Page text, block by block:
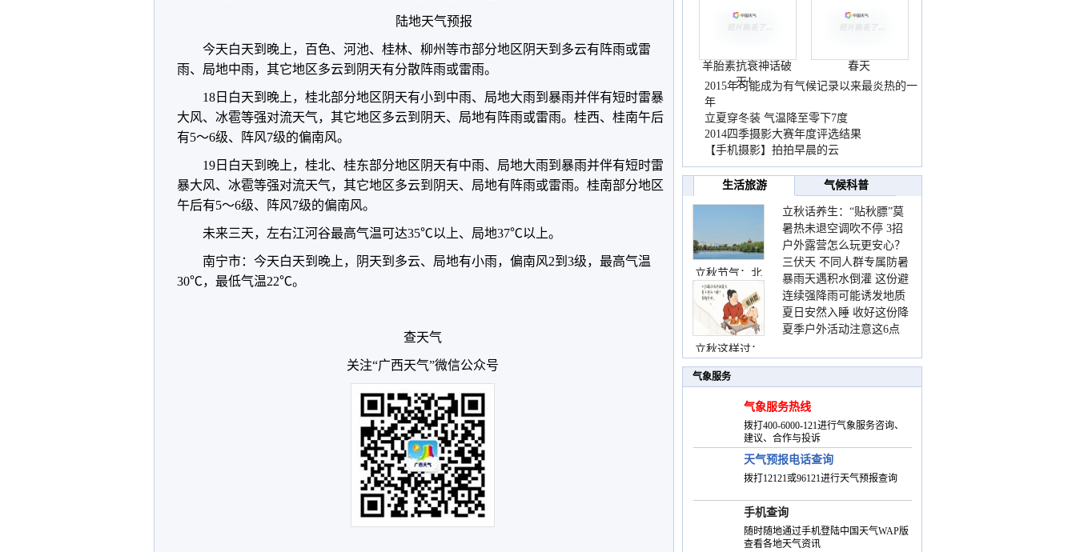
陆地天气预报
今天白天到晚上，百色、河池、桂林、柳州等市部分地区阴天到多云有阵雨或雷
雨、局地中雨，其它地区多云到阴天有分散阵雨或雷雨。
18日白天到晚上，桂北部分地区阴天有小到中雨、局地大雨到暴雨并伴有短时雷暴
大风、冰雹等强对流天气，其它地区多云到阴天、局地有阵雨或雷雨。桂西、桂南午后
有5～6级、阵风7级的偏南风。
19日白天到晚上，桂北、桂东部分地区阴天有中雨、局地大雨到暴雨并伴有短时雷
暴大风、冰雹等强对流天气，其它地区多云到阴天、局地有阵雨或雷雨。桂南部分地区
午后有5～6级、阵风7级的偏南风。
未来三天，左右江河谷最高气温可达35℃以上、局地37℃以上。
南宁市：今天白天到晚上，阴天到多云、局地有小雨，偏南风2到3级，最高气温
30℃，最低气温22℃。
查天气
关注“广西天气”微信公众号
羊胎素抗衰神话破
灭！
春天
2015年可能成为有气候记录以来最炎热的一
年
立夏穿冬装 气温降至零下7度
2014四季摄影大赛年度评选结果
【手机摄影】拍拍早晨的云
生活旅游 气候科普
立秋节气：北
立秋这样过：
立秋话养生：“贴秋膘”莫
着急 先清暑再防燥
暑热未退空调吹不停 3招
护住肩颈不酸痛
户外露营怎么玩更安心？
这份攻略请收好
三伏天 不同人群专属防暑
要点请收好
暴雨天遇积水倒灌 这份避
险提示请收好
连续强降雨可能诱发地质
灾害 这些前兆要知道
夏日安然入睡 收好这份降
温小贴士
夏季户外活动注意这6点
气象服务
气象服务热线
拨打400-6000-121进行气象服务咨询、
建议、合作与投诉
天气预报电话查询
拨打12121或96121进行天气预报查询
手机查询
随时随地通过手机登陆中国天气WAP版
查看各地天气资讯